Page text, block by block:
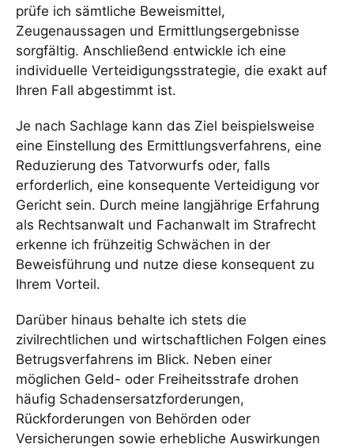
prüfe ich sämtliche Beweismittel,
Zeugenaussagen und Ermittlungsergebnisse
sorgfältig. Anschließend entwickle ich eine
individuelle Verteidigungsstrategie, die exakt auf
Ihren Fall abgestimmt ist.
Je nach Sachlage kann das Ziel beispielsweise
eine Einstellung des Ermittlungsverfahrens, eine
Reduzierung des Tatvorwurfs oder, falls
erforderlich, eine konsequente Verteidigung vor
Gericht sein. Durch meine langjährige Erfahrung
als Rechtsanwalt und Fachanwalt im Strafrecht
erkenne ich frühzeitig Schwächen in der
Beweisführung und nutze diese konsequent zu
Ihrem Vorteil.
Darüber hinaus behalte ich stets die
zivilrechtlichen und wirtschaftlichen Folgen eines
Betrugsverfahrens im Blick. Neben einer
möglichen Geld- oder Freiheitsstrafe drohen
häufig Schadensersatzforderungen,
Rückforderungen von Behörden oder
Versicherungen sowie erhebliche Auswirkungen